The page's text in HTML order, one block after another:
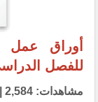
أوراق عمل
للفصل الدراسي
مشاهدات: 2,584 | تحميلات: 579 | 01/11/2020 08:23 pm